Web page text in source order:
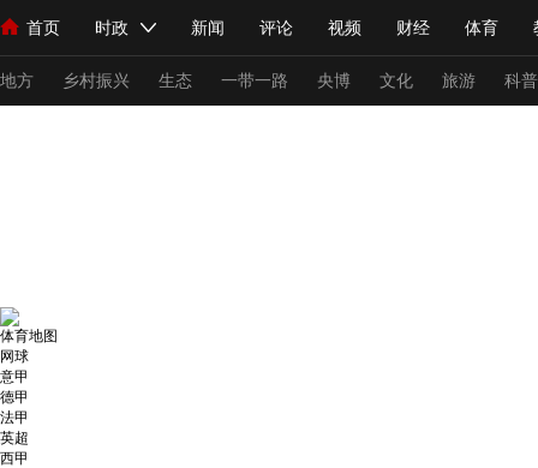
首页 时政 新闻 评论 视频 财经 体育
人民领袖习近平 联播+ 中国领导人 央视快评 习式妙语
直播 栏目大全 节目单 听音 微视频 主持人
海外频道 iPanda English Монгол
地方 乡村振兴 生态 一带一路 央博 文化 旅游 科普
体育地图
网球
意甲
德甲
法甲
英超
西甲